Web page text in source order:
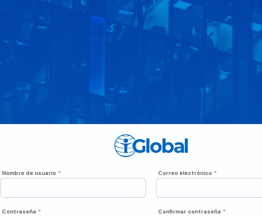
Nombre de usuario * Correo electrónico *
Contraseña * Confirmar contraseña *